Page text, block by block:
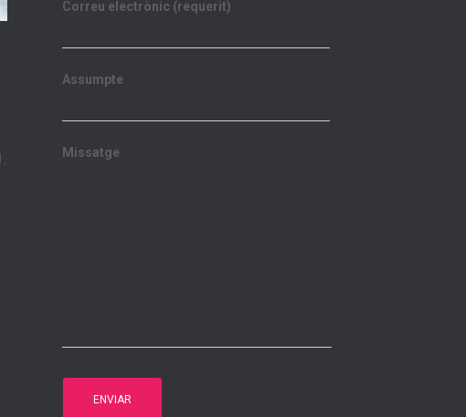
Correu electrònic (requerit)
Assumpte
Missatge